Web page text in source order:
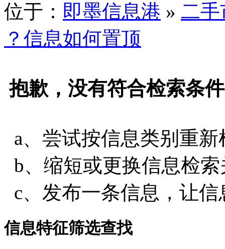
位于： 即墨信息港 » 二
？信息如何置顶
抱歉，没有符合检索条
a、尝试按信息类别重
b、缩短或更换信息检
c、发布一条信息，让
信息特征筛选查找